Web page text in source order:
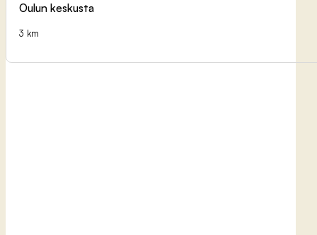
Oulun keskusta
3 km